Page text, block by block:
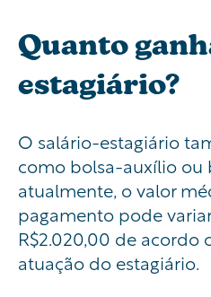
Quanto
estagiário?
O salário-estagiário
como bolsa-auxílio ou
atualmente, o valor
pagamento pode
R$2.020,00 de acordo
atuação do estagiário.